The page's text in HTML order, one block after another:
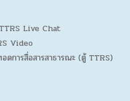
Live Chat
Video
ดการสื่อสารสาธารณะ (ตู้ TTRS)